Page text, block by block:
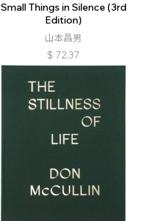
Small Things in Silence (3rd
Edition)
山本昌男
$ 72.37